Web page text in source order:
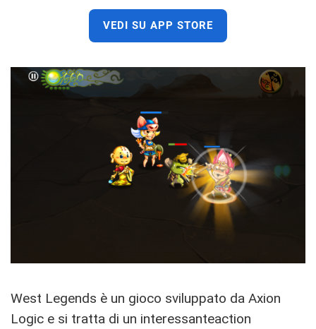
VEDI SU APP STORE
West Legends è un gioco sviluppato da Axion
Logic e si tratta di un interessanteaction